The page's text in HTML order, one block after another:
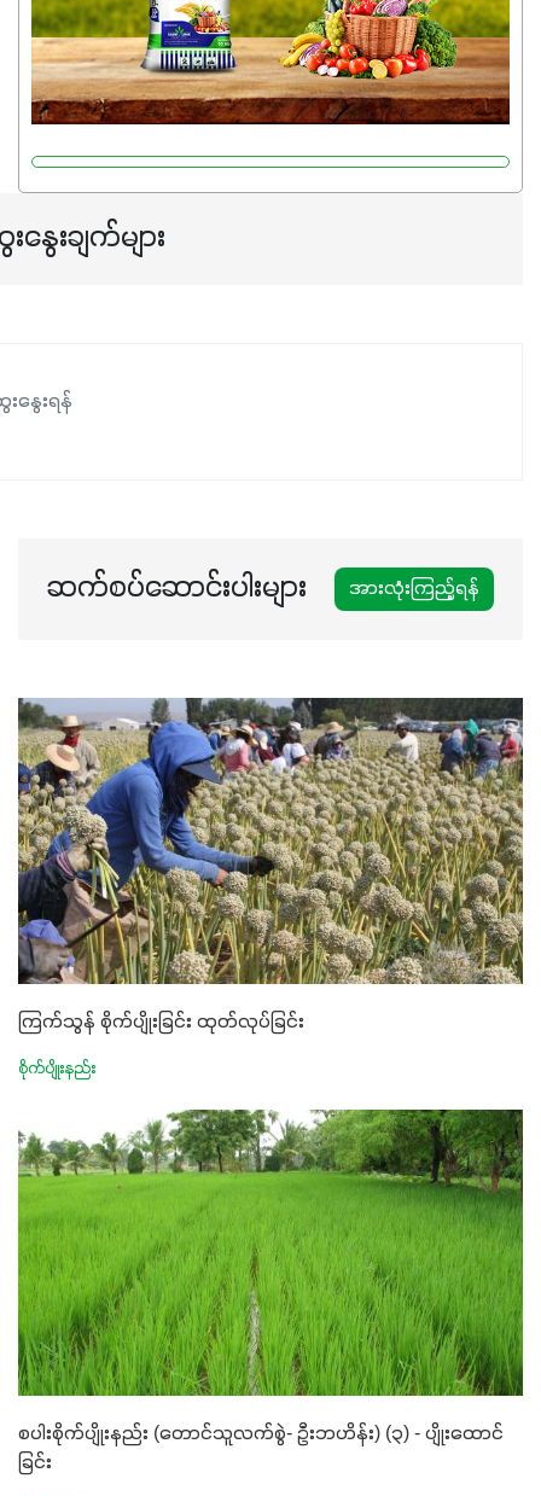
သင့်တော်တဲ့ Phosphorus 7%ပါဝင်မှုကြောင့် အပင်ရဲ့ အမြစ်
ဖွဲ့စည်းတည်ဆောက်မှုကို ပို၍သန်မာလာအောင် အားပေးပါ
တယ်။ ဒါ့အပြင် ပန်းပွင့်ခြင်း၊အသီးသီးခြင်း၊အစေ့တည်ခြင်း
လုပ်ငန်းစဉ်များကိုလည်း အားပေးပါတယ်။ လုံလောက်တဲ့
Potassium 8%က အပင်ရဲ့ ရောဂါဒဏ်၊ရာသီဥတုဒဏ်ခံနိုင်ရည်
အရသာ ပိုမိုကောင်းမွန်စေဖို့အတွက် လိုအပ်တဲ့အာဟာရဓာတ်
ဖြစ်ပါတယ်။ ဟူးမစ်အက်စစ်ပါဝင်ပေါင်းစပ်ထားတဲ့အတွက်
နှံစားသီးနှံများ၊ပဲအမျိုးမျိုး၊ဟင်းသီးဟင်းရွက်နဲ့ ဥယျာဉ်ခြံသီးနှံ
အားလုံးမှာ အသုံးပြုနိုင်တယ်ဆိုတော့ တစ်မျိုးတည်းနဲ့ အားလုံး
နွေးချက်များ
နွေးရန်
ဆက်စပ်ဆောင်းပါးများ အားလုံးကြည့်ရန်
ကြက်သွန် စိုက်ပျိုးခြင်း ထုတ်လုပ်ခြင်း
စိုက်ပျိုးနည်း
စပါးစိုက်ပျိုးနည်း (တောင်သူလက်စွဲ- ဦးဘဟိန်း) (၃) - ပျိုးထောင်
ခြင်း